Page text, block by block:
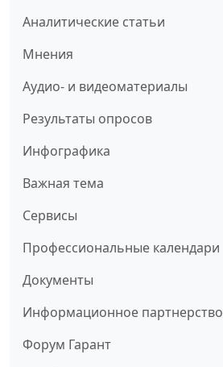
Аналитические статьи
Мнения
Аудио- и видеоматериалы
Результаты опросов
Инфографика
Важная тема
Сервисы
Профессиональные календари
Документы
Информационное партнерство
Форум Гарант